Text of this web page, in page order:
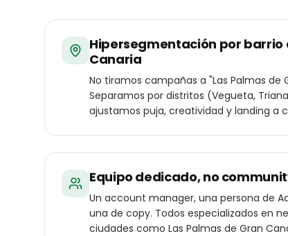
Hipersegmentación por barrio
Canaria
No tiramos campañas a "Las Palmas de
Separamos por distritos (Vegueta,
ajustamos puja, creatividad y landing a
Equipo dedicado, no
Un account manager, una persona de
una de copy. Todos especializados en
ciudades como Las Palmas de Gran